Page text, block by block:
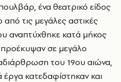
ένα θεατρικό είδος
τις μεγάλες αστικές
αναπτύχθηκε κατά μήκος
σε μεγάλο
του 19ου αιώνα,
κατεδαφίστηκαν και